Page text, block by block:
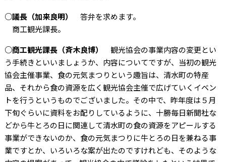
○議長（加来良明）
答弁を求めます。
商工観光課長。
○商工観光課長（斉木良博）
観光協会の事業内容の変更とい
う手続きといいましょうか、内容についてですが、当初の観光
協会主催事業、食の元気まつりという趣旨は、清水町の特産
品、それから食の資源を広く観光協会主催で広げていくイベン
トを行うというものでございました。その中で、昨年度は５月
下旬ぐらいに資料をお配りしているように、十勝毎日新聞社な
どから牛とろの日に関連して清水町の食の資源をアピールする
事業ができないのか、食の元気まつりに牛とろの日を兼ねる事
業ですとか、いろいろな案が出たのですけれども、そのような